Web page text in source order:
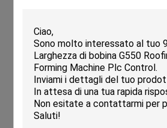
Materiale dei rulli
Cr12
Utilizzando
Fuoco di scarico
Capacità
10-15 m/min
Spessore del materiale
0.45-0.6 mm
Applicazioni: